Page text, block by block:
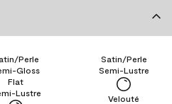
Lustre
Flat
Gloss
Perle
Velouté
Semi-Lustre
Satin/Perle